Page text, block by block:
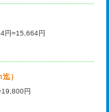
円
円=15,664円
）
円